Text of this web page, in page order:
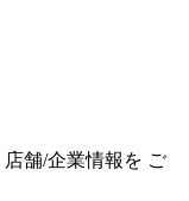
店舗/企業情報を ご